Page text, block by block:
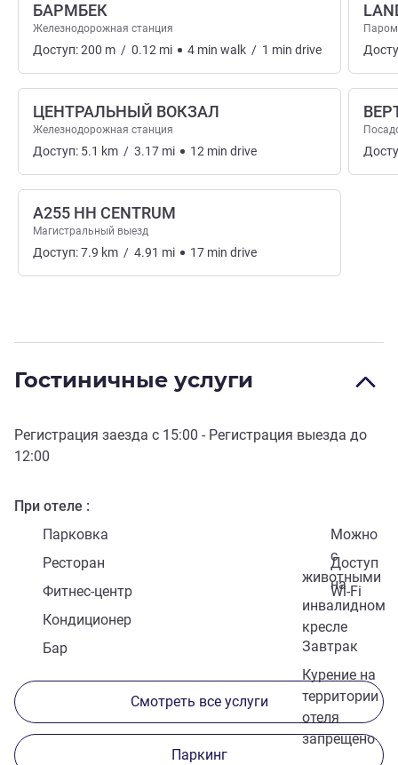
БАРМБЕК
Железнодорожная станция
Доступ:200 m / 0.12 mi 4 min walk / 1 min drive
ЦЕНТРАЛЬНЫЙ ВОКЗАЛ
Железнодорожная станция
Доступ: 5.1 km / 3.17 mi 12 min drive
A255 HH CENTRUM
Магистральный выезд
Доступ:7.9 km / 4.91 mi 17 min drive
Гостиничные услуги
Регистрация заезда с 15:00 - Регистрация выезда до
12:00
При отеле
Парковка
Можно
с
животными
Ресторан
Доступ
на
инвалидном
кресле
Фитнес-центр
Wi-Fi
Кондиционер
Завтрак
Бар
Курение на
территории
отеля
запрещено
Смотреть все услуги
Паркинг